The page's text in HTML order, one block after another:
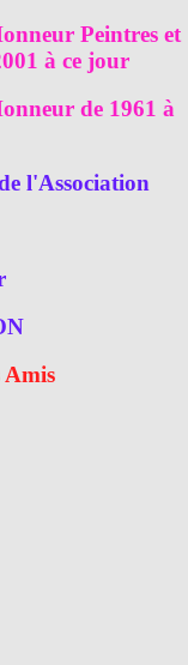
Peintres et
à ce jour
de 1961 à
l'Association
Amis